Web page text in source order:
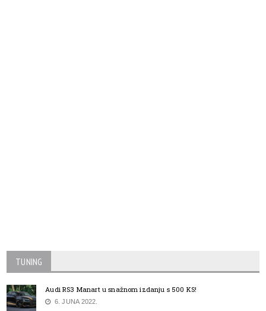
TUNING
Audi RS3 Manart u snažnom izdanju s 500 KS!
6. JUNA 2022.